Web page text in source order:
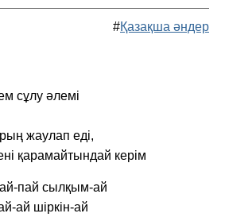
#Қазақша әндер
сұлу әлемі
жаулап еді,
қарамайтындай керім
пай сылқым-ай
ай шіркін-ай